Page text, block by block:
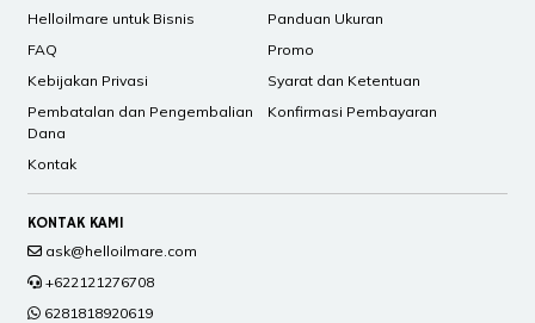
Helloilmare untuk Bisnis
Panduan Ukuran
FAQ
Promo
Kebijakan Privasi
Syarat dan Ketentuan
Pembatalan dan Pengembalian
Dana
Konfirmasi Pembayaran
Kontak
KONTAK KAMI
ask@helloilmare.com
+622121276708
6281818920619